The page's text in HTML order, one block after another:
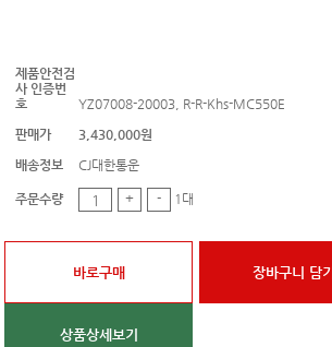
제품안전검
사 인증번
호
YZ07008-20003, R-R-Khs-MC550E
판매가
3,430,000원
배송정보
CJ대한통운
주문수량 + - 1대
바로구매 장바구니 담기
상품상세보기